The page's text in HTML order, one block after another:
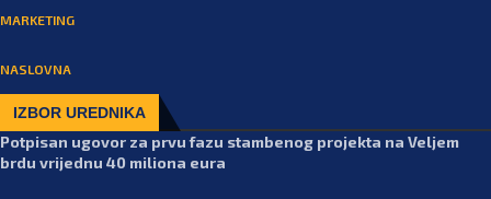
MARKETING
NASLOVNA
IZBOR UREDNIKA
Potpisan ugovor za prvu fazu stambenog projekta na Veljem
brdu vrijednu 40 miliona eura